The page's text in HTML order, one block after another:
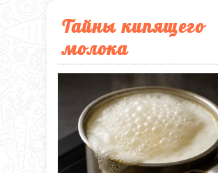
Тайны кипящего
молока